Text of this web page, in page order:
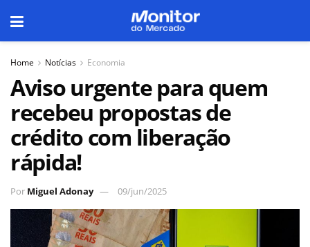
Home Notícias Economia
Aviso urgente para quem
recebeu propostas de
crédito com liberação
rápida!
Por Miguel Adonay 09/jun/2025